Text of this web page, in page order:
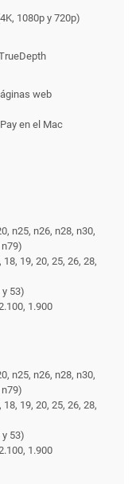
1080p y 720p)
web
en el Mac
n25, n26, n28, n30,
n79)
18, 19, 20, 25, 26, 28,
y 53)
1.900
n25, n26, n28, n30,
n79)
18, 19, 20, 25, 26, 28,
y 53)
1.900